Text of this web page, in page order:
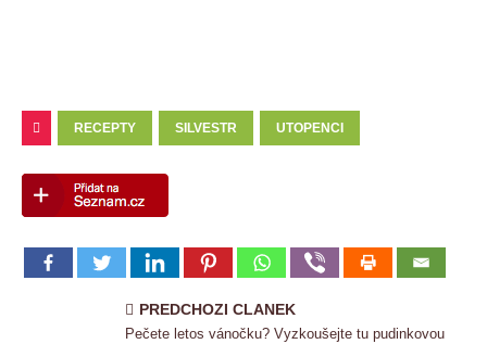
RECEPTY SILVESTR UTOPENCI
PREDCHOZI CLANEK
Pečete letos vánočku? Vyzkoušejte tu pudinkovou